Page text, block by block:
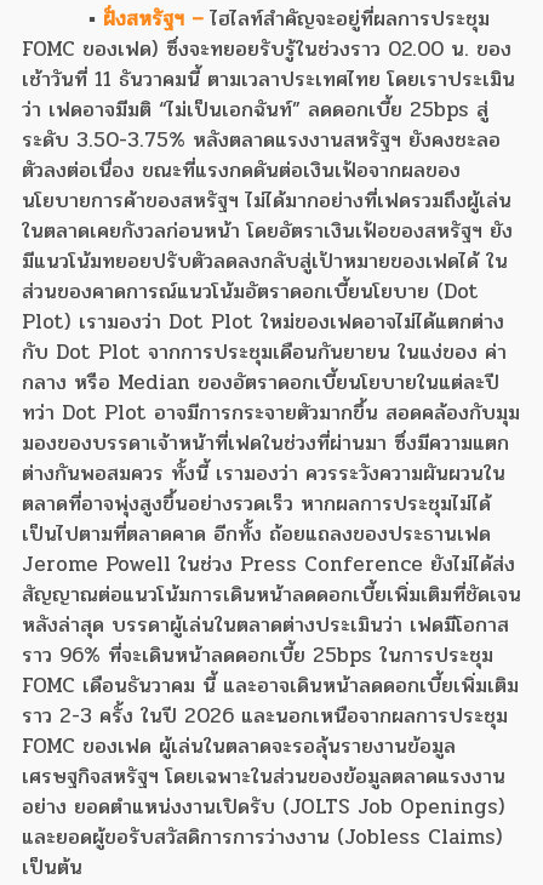
▪ ฝั่งสหรัฐฯ –ไฮไลท์สำคัญจะอยู่ที่ผลการประชุม
FOMC ของเฟด) ซึ่งจะทยอยรับรู้ในช่วงราว 02.00 น. ของ
เช้าวันที่ 11 ธันวาคมนี้ ตามเวลาประเทศไทย โดยเราประเมิน
ว่า เฟดอาจมีมติ “ไม่เป็นเอกฉันท์” ลดดอกเบี้ย 25bps สู่
ระดับ 3.50-3.75% หลังตลาดแรงงานสหรัฐฯ ยังคงชะลอ
ตัวลงต่อเนื่อง ขณะที่แรงกดดันต่อเงินเฟ้อจากผลของ
นโยบายการค้าของสหรัฐฯ ไม่ได้มากอย่างที่เฟดรวมถึงผู้เล่น
ในตลาดเคยกังวลก่อนหน้า โดยอัตราเงินเฟ้อของสหรัฐฯ ยัง
มีแนวโน้มทยอยปรับตัวลดลงกลับสู่เป้าหมายของเฟดได้ ใน
ส่วนของคาดการณ์แนวโน้มอัตราดอกเบี้ยนโยบาย (Dot
Plot) เรามองว่า Dot Plot ใหม่ของเฟดอาจไม่ได้แตกต่าง
กับ Dot Plot จากการประชุมเดือนกันยายน ในแง่ของ ค่า
กลาง หรือ Median ของอัตราดอกเบี้ยนโยบายในแต่ละปี
ทว่า Dot Plot อาจมีการกระจายตัวมากขึ้น สอดคล้องกับมุม
มองของบรรดาเจ้าหน้าที่เฟดในช่วงที่ผ่านมา ซึ่งมีความแตก
ต่างกันพอสมควร ทั้งนี้ เรามองว่า ควรระวังความผันผวนใน
ตลาดที่อาจพุ่งสูงขึ้นอย่างรวดเร็ว หากผลการประชุมไม่ได้
เป็นไปตามที่ตลาดคาด อีกทั้ง ถ้อยแถลงของประธานเฟด
Jerome Powell ในช่วง Press Conference ยังไม่ได้ส่ง
สัญญาณต่อแนวโน้มการเดินหน้าลดดอกเบี้ยเพิ่มเติมที่ชัดเจน
หลังล่าสุด บรรดาผู้เล่นในตลาดต่างประเมินว่า เฟดมีโอกาส
ราว 96% ที่จะเดินหน้าลดดอกเบี้ย 25bps ในการประชุม
FOMC เดือนธันวาคม นี้ และอาจเดินหน้าลดดอกเบี้ยเพิ่มเติม
ราว 2-3 ครั้ง ในปี 2026 และนอกเหนือจากผลการประชุม
FOMC ของเฟด ผู้เล่นในตลาดจะรอลุ้นรายงานข้อมูล
เศรษฐกิจสหรัฐฯ โดยเฉพาะในส่วนของข้อมูลตลาดแรงงาน
อย่าง ยอดตำแหน่งงานเปิดรับ (JOLTS Job Openings)
และยอดผู้ขอรับสวัสดิการการว่างงาน (Jobless Claims)
เป็นต้น